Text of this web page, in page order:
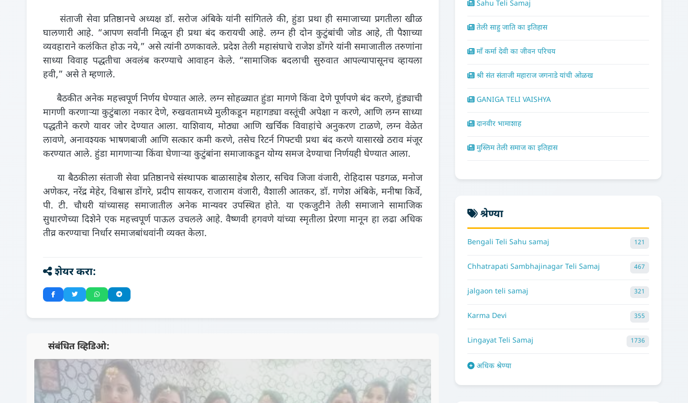
संताजी सेवा प्रतिष्ठानचे अध्यक्ष डॉ. सरोज अंबिके यांनी सांगितले की, हुंडा प्रथा ही समाजाच्या प्रगतीला खीळ
घालणारी आहे. “आपण सर्वांनी मिळून ही प्रथा बंद करायची आहे. लग्न ही दोन कुटुंबांची जोड आहे, ती पैशाच्या
व्यवहाराने कलंकित होऊ नये,” असे त्यांनी ठणकावले. प्रदेश तेली महासंघाचे राजेश डोंगरे यांनी समाजातील तरुणांना
साध्या विवाह पद्धतीचा अवलंब करण्याचे आवाहन केले. “सामाजिक बदलाची सुरुवात आपल्यापासूनच व्हायला
हवी,” असे ते म्हणाले.
बैठकीत अनेक महत्त्वपूर्ण निर्णय घेण्यात आले. लग्न सोहळ्यात हुंडा मागणे किंवा देणे पूर्णपणे बंद करणे, हुंड्याची
मागणी करणाऱ्या कुटुंबाला नकार देणे, रुखवतामध्ये मुलीकडून महागड्या वस्तूंची अपेक्षा न करणे, आणि लग्न साध्या
पद्धतीने करणे यावर जोर देण्यात आला. याशिवाय, मोठ्या आणि खर्चिक विवाहांचे अनुकरण टाळणे, लग्न वेळेत
लावणे, अनावश्यक भाषणबाजी आणि सत्कार कमी करणे, तसेच रिटर्न गिफ्टची प्रथा बंद करणे यासारखे ठराव मंजूर
करण्यात आले. हुंडा मागणाऱ्या किंवा घेणाऱ्या कुटुंबांना समाजाकडून योग्य समज देण्याचा निर्णयही घेण्यात आला.
या बैठकीला संताजी सेवा प्रतिष्ठानचे संस्थापक बाळासाहेब शेलार, सचिव जिजा वंजारी, रोहिदास पडगळ, मनोज
अणेकर, नरेंद्र मेहेर, विश्वास डोंगरे, प्रदीप सायकर, राजाराम वंजारी, वैशाली आतकर, डॉ. गणेश अंबिके, मनीषा किर्वे,
पी. टी. चौधरी यांच्यासह समाजातील अनेक मान्यवर उपस्थित होते. या एकजुटीने तेली समाजाने सामाजिक
सुधारणेच्या दिशेने एक महत्त्वपूर्ण पाऊल उचलले आहे. वैष्णवी हगवणे यांच्या स्मृतीला प्रेरणा मानून हा लढा अधिक
तीव्र करण्याचा निर्धार समाजबांधवांनी व्यक्त केला.
शेयर करा:
📺 संबंधित व्हिडिओ:
Sahu Teli Samaj
तेली साहु जाति का इतिहास
माँ कर्मा देवी का जीवन परिचय
श्री संत संताजी महाराज जगनाडे यांची ओळख
GANIGA TELI VAISHYA
दानवीर भामाशाह
मुस्लिम तेली समाज का इतिहास
श्रेण्या
Bengali Teli Sahu samaj 121
Chhatrapati Sambhajinagar Teli Samaj 467
jalgaon teli samaj 321
Karma Devi 355
Lingayat Teli Samaj 1736
अधिक श्रेण्या